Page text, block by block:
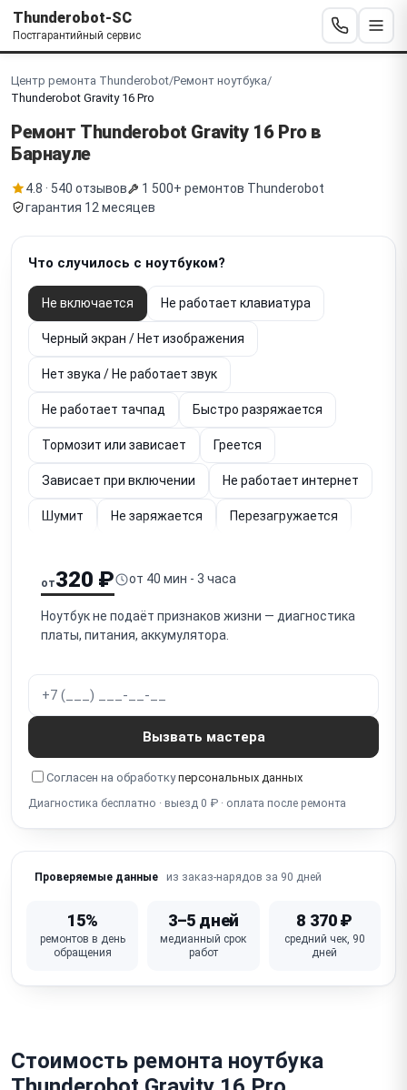
Thunderobot-SC
Постгарантийный сервис
Центр ремонта Thunderobot/Ремонт ноутбука/
Thunderobot Gravity 16 Pro
Ремонт Thunderobot Gravity 16 Proв
Барнауле
4.8 · 540 отзывов
1 500+ ремонтов Thunderobot
гарантия 12 месяцев
Что случилось с ноутбуком?
Не включается Не работает клавиатура
Черный экран / Нет изображения
Нет звука / Не работает звук
Не работает тачпад Быстро разряжается
Тормозит или зависает Греется
Зависает при включении Не работает интернет
Шумит Не заряжается Перезагружается
Залита клавиатура Не загружается
Не работает экран
Шумит вентилятор
Не работает подсветка
Разбит экран
от320 ₽ от 40 мин - 3 часа
Ноутбук не подаёт признаков жизни — диагностика
платы, питания, аккумулятора.
Вызвать мастера
Согласен на обработкуперсональных данных
Диагностика бесплатно · выезд 0 ₽ · оплата после ремонта
Проверяемые данные из заказ-нарядов за 90 дней
15%
ремонтов в день
обращения
3–5 дней
медианный срок
работ
8 370 ₽
средний чек, 90
дней
Стоимость ремонта ноутбука